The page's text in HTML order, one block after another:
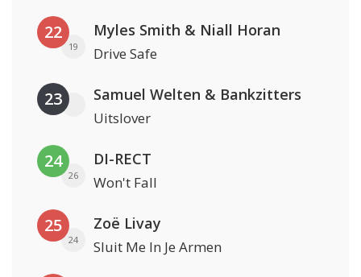
22
19
Myles Smith & Niall Horan
Drive Safe
23 Samuel Welten & Bankzitters
Uitslover
24
26
DI-RECT
Won't Fall
25
24
Zoë Livay
Sluit Me In Je Armen